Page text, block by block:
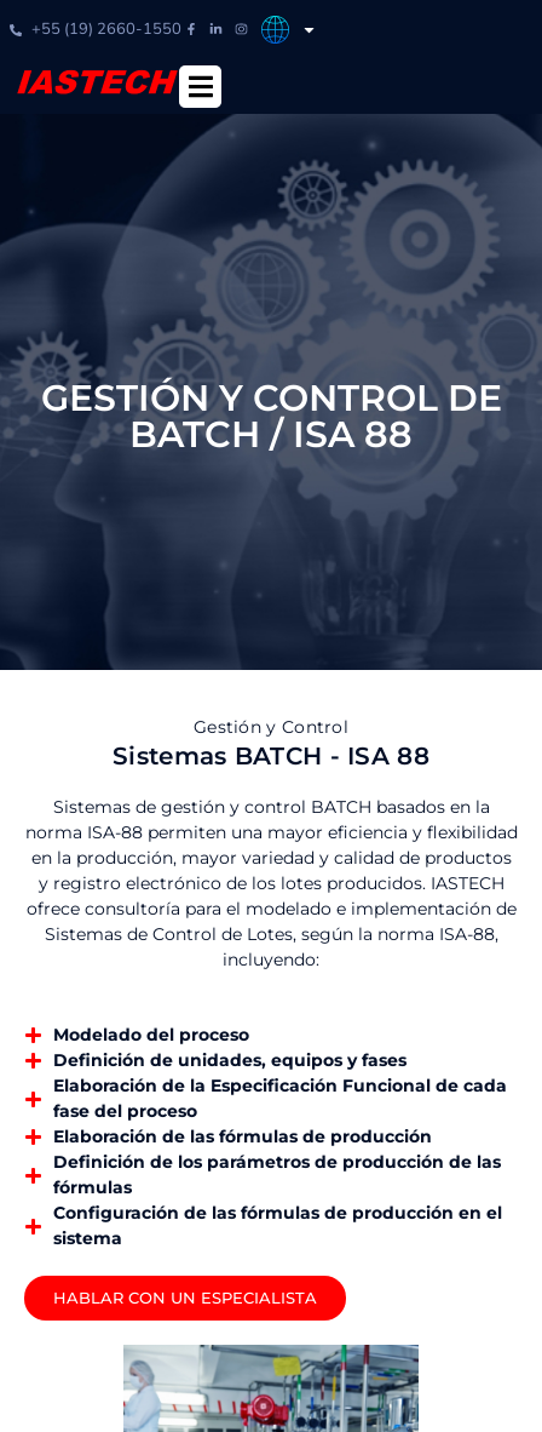
+55 (19) 2660-1550
GESTIÓN Y CONTROL DE
BATCH / ISA 88
Gestión y Control
Sistemas BATCH - ISA 88
Sistemas de gestión y control BATCH basados ​​en la
norma ISA-88 permiten una mayor eficiencia y flexibilidad
en la producción, mayor variedad y calidad de productos
y registro electrónico de los lotes producidos. IASTECH
ofrece consultoría para el modelado e implementación de
Sistemas de Control de Lotes, según la norma ISA-88,
incluyendo:
Modelado del proceso
Definición de unidades, equipos y fases
Elaboración de la Especificación Funcional de cada
fase del proceso
Elaboración de las fórmulas de producción
Definición de los parámetros de producción de las
fórmulas
Configuración de las fórmulas de producción en el
sistema
HABLAR CON UN ESPECIALISTA